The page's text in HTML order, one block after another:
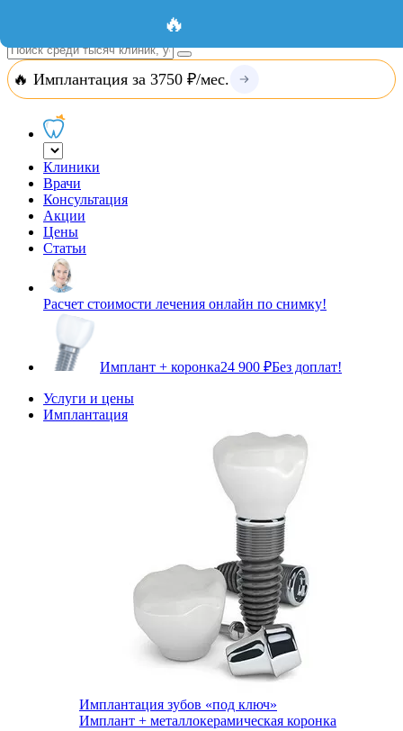
Вход
🔥 Имплантация за 3750 ₽/мес.
Клиники
Врачи
Консультация
Акции
Цены
Статьи
Расчет стоимости лечения онлайн по снимку!
Имплант + коронка24 900 ₽Без доплат!
Услуги и цены
Имплантация
Имплантация зубов «под ключ»
Имплант + металлокерамическая коронка
🔥